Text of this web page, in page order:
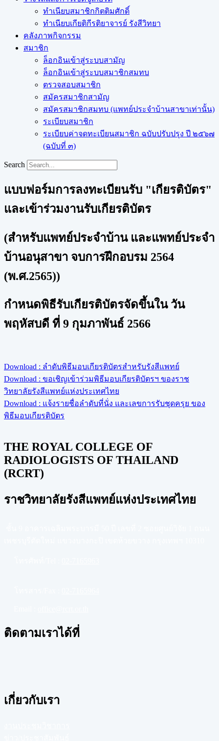
ทำเนียบสมาชิกกิตติมศักดิ์
ทำเนียบเกียติกีรติยาจารย์ รังสีวิทยา
คลังภาพกิจกรรม
สมาชิก
ล็อกอินเข้าสู่ระบบสามัญ
ล็อกอินเข้าสู่ระบบสมาชิกสมทบ
ตรวจสอบสมาชิก
สมัครสมาชิกสามัญ
สมัครสมาชิกสมทบ (แพทย์ประจำบ้านสาขาเท่านั้น)
ระเบียบสมาชิก
ระเบียบค่าจดทะเบียนสมาชิก ฉบับปรับปรุง ปี ๒๕๖๗
(ฉบับที่ ๓)
Search
แบบฟอร์มการลงทะเบียนรับ "เกียรติบัตร"
และเข้าร่วมงานรับเกียรติบัตร
(สำหรับแพทย์ประจำบ้าน และแพทย์ประจำ
บ้านอนุสาขา จบการฝึกอบรม 2564
(พ.ศ.2565))
กำหนดพิธีรับเกียรติบัตรจัดขึ้นใน วัน
พฤหัสบดี ที่ 9 กุมภาพันธ์ 2566
Download : ลำดับพิธีมอบเกียรติบัตรสำหรับรังสีแพทย์
Download : ขอเชิญเข้าร่วมพิธีมอบเกียรติบัตรฯ ของราช
วิทยาลัยรังสีแพทย์แห่งประเทศไทย
Download : แจ้งรายชื่อลำดับที่นั่ง และเลขการรับชุดครุย ของ
พิธีมอบเกียรติบัตร
THE ROYAL COLLEGE OF
RADIOLOGISTS OF THAILAND
(RCRT)
ราชวิทยาลัยรังสีแพทย์แห่งประเทศไทย
ติดตามเราได้ที่
เกี่ยวกับเรา